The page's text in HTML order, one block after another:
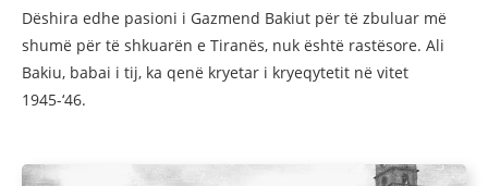
Dëshira edhe pasioni i Gazmend Bakiut për të zbuluar më
shumë për të shkuarën e Tiranës, nuk është rastësore. Ali
Bakiu, babai i tij, ka qenë kryetar i kryeqytetit në vitet
1945-‘46.